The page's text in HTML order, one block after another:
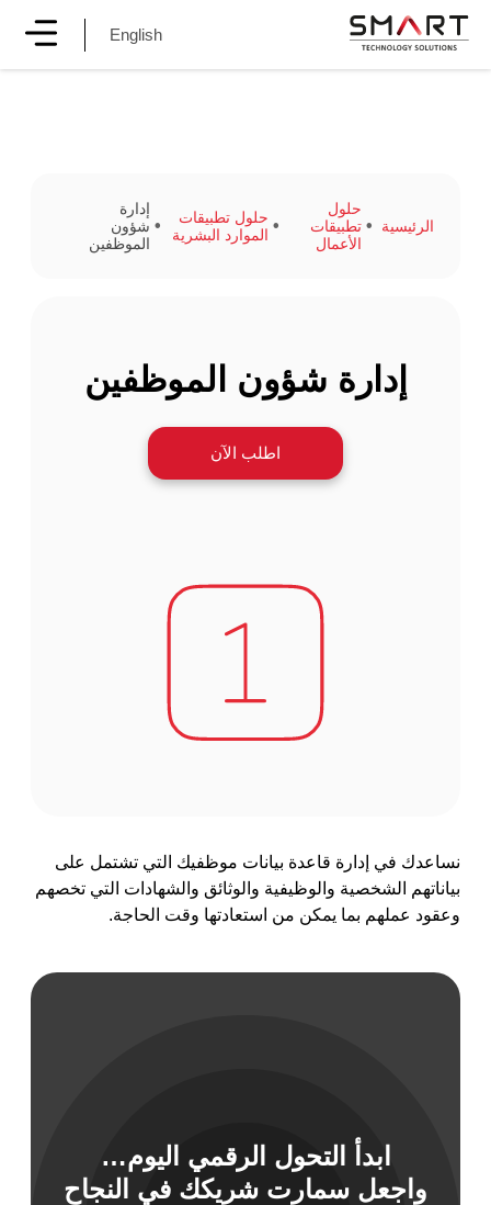
المعلومات
English
الرئيسية
حلول
تطبيقات
الأعمال
حلول تطبيقات
الموارد البشرية
إدارة
شؤون
الموظفين
إدارة شؤون الموظفين
اطلب الآن
نساعدك في إدارة قاعدة بيانات موظفيك التي تشتمل على
بياناتهم الشخصية والوظيفية والوثائق والشهادات التي تخصهم
وعقود عملهم بما يمكن من استعادتها وقت الحاجة.
ابدأ التحول الرقمي اليوم…
واجعل سمارت شريكك في النجاح